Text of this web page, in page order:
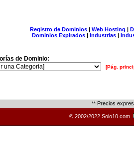
Registro de Dominios| Web Hosting |
Dominios Expirados | Industrias |
de Dominio:
[Pág.
** Precios
© 2002/2022 Solo10.com